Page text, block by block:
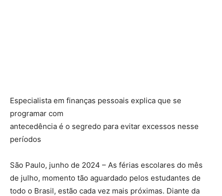
Especialista em finanças pessoais explica que se
programar com
antecedência é o segredo para evitar excessos nesse
períodos
São Paulo, junho de 2024 – As férias escolares do mês
de julho, momento tão aguardado pelos estudantes de
todo o Brasil, estão cada vez mais próximas. Diante da